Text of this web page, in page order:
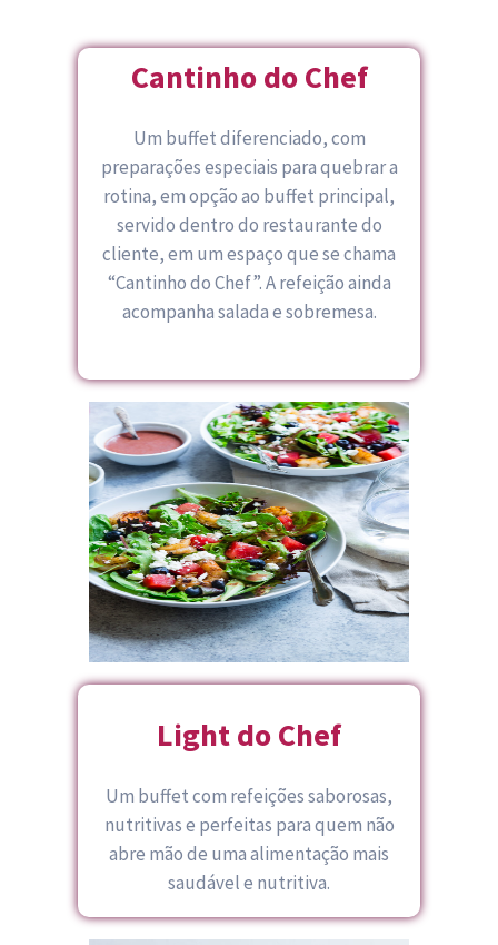
Cantinho do Chef
Um buffet diferenciado, com
preparações especiais para quebrar a
rotina, em opção ao buffet principal,
servido dentro do restaurante do
cliente, em um espaço que se chama
“Cantinho do Chef”. A refeição ainda
acompanha salada e sobremesa.
Light do Chef
Um buffet com refeições saborosas,
nutritivas e perfeitas para quem não
abre mão de uma alimentação mais
saudável e nutritiva.